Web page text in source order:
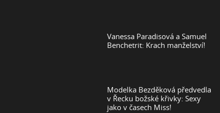
Vanessa Paradisová a Samuel
Benchetrit: Krach manželství!
Modelka Bezděková předvedla
v Řecku božské křivky: Sexy
jako v časech Miss!